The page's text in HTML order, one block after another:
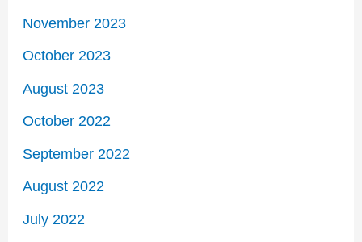
November 2023
October 2023
August 2023
October 2022
September 2022
August 2022
July 2022